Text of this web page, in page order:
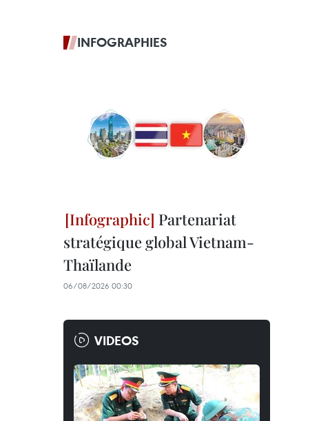
INFOGRAPHIES
Partenariat
stratégique global Vietnam-
Thaïlande
06/08/2026 00:30
VIDEOS